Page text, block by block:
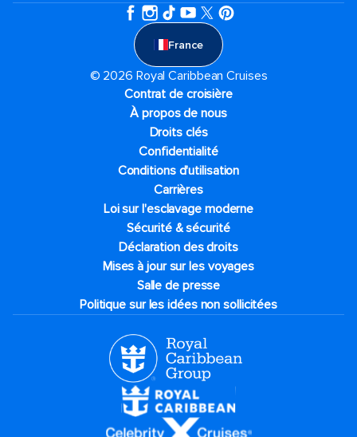
France
© 2026 Royal Caribbean Cruises
Contrat de croisière
À propos de nous
Droits clés
Confidentialité
Conditions d'utilisation
Carrières
Loi sur l'esclavage moderne
Sécurité & sécurité
Déclaration des droits
Mises à jour sur les voyages
Salle de presse
Politique sur les idées non sollicitées